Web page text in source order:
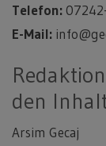
Telefon:
E-Mail:
den
Arsim Gecaj